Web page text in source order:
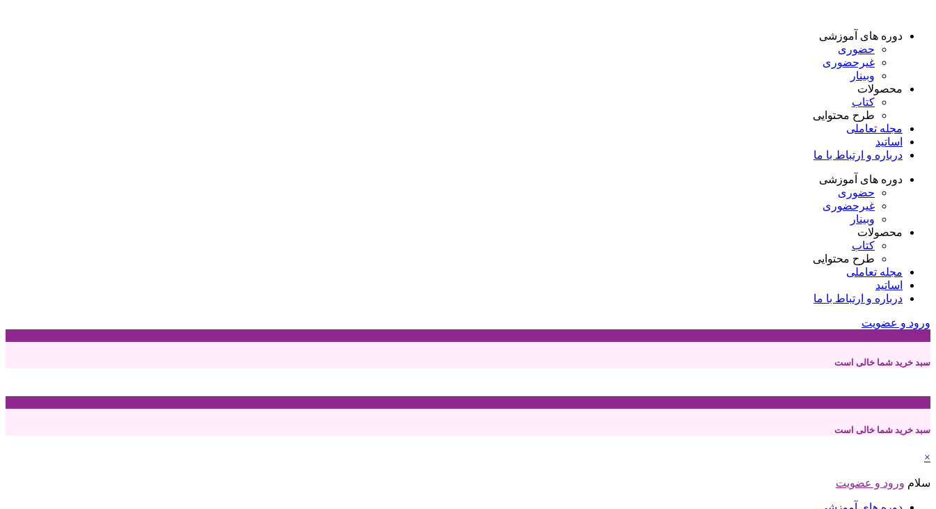
دوره های آموزشی
حضوری
غیرحضوری
وبینار
محصولات
کتاب
طرح محتوایی
مجله تعاملی
اساتید
درباره و ارتباط با ما
دوره های آموزشی
حضوری
غیرحضوری
وبینار
محصولات
کتاب
طرح محتوایی
مجله تعاملی
اساتید
درباره و ارتباط با ما
ورود و عضویت
سبد خرید شما خالی است
سبد خرید شما خالی است
×
سلام ورود و عضویت